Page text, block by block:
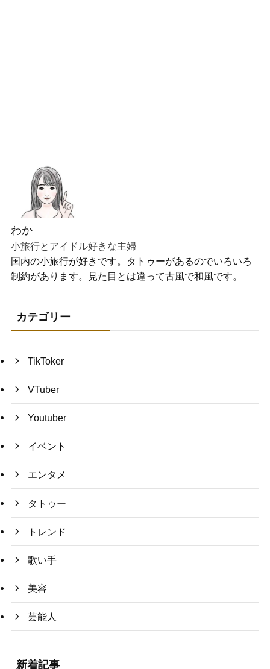
わか
小旅行とアイドル好きな主婦
国内の小旅行が好きです。タトゥーがあるのでいろいろ
制約があります。見た目とは違って古風で和風です。
カテゴリー
TikToker
VTuber
Youtuber
イベント
エンタメ
タトゥー
トレンド
歌い手
美容
芸能人
新着記事